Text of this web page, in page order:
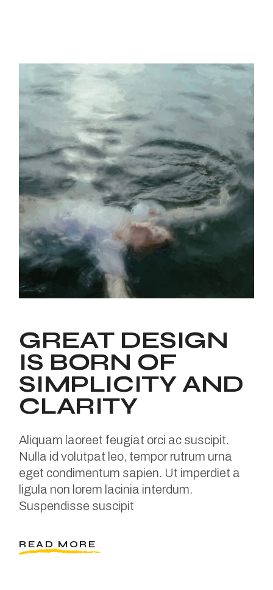
GREAT DESIGN
IS BORN OF
SIMPLICITY AND
CLARITY
Aliquam laoreet feugiat orci ac suscipit.
Nulla id volutpat leo, tempor rutrum urna
eget condimentum sapien. Ut imperdiet a
ligula non lorem lacinia interdum.
Suspendisse suscipit
READ MORE